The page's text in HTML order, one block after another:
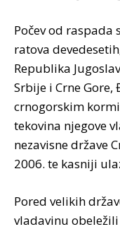
Počev od raspada
ratova
Republika
Srbije i Crne
crnogorskim
tekovina njegove
nezavisne države
2006. te kasniji
Pored velikih
vladavinu